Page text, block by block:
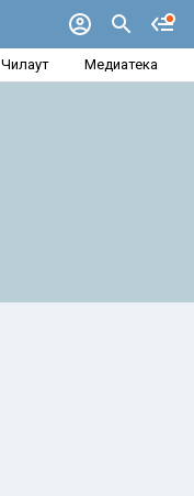
Чилаут Медиатека